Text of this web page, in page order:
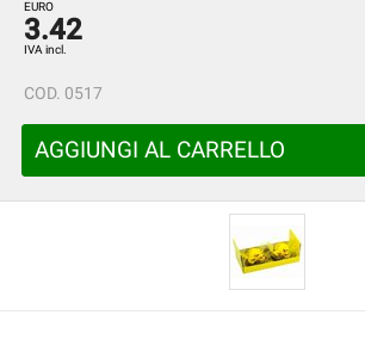
EURO
3.42
IVA incl.
COD. 0517
AGGIUNGI AL CARRELLO